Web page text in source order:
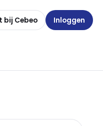
bij Cebeo Inloggen